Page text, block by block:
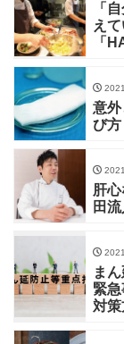
「
え
「
意
び方
肝
田
ま
緊
対